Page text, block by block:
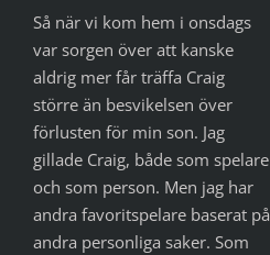
Så när vi kom hem i onsdags
var sorgen över att kanske
aldrig mer får träffa Craig
större än besvikelsen över
förlusten för min son. Jag
gillade Craig, både som spelare
och som person. Men jag har
andra favoritspelare baserat på
andra personliga saker. Som